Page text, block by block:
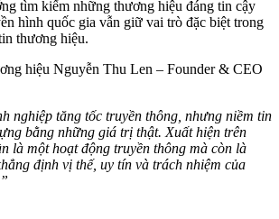
tìm kiếm những thương hiệu đáng tin cậy
hình quốc gia vẫn giữ vai trò đặc biệt trong
thương hiệu.
hiệu Nguyễn Thu Len – Founder & CEO
nghiệp tăng tốc truyền thông, nhưng niềm tin
bằng những giá trị thật. Xuất hiện trên
là một hoạt động truyền thông mà còn là
định vị thế, uy tín và trách nhiệm của